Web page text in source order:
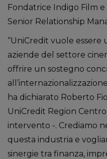
Fondatrice Indigo Film e
Senior Relationship
“UniCredit vuole
aziende del settore
offrire un sostegno
ha dichiarato Roberto
UniCredit Region
intervento -. Crediamo
questa industria e
sinergie tra finanza,